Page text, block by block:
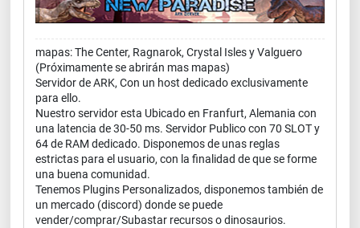
mapas: The Center, Ragnarok, Crystal Isles y Valguero
(Próximamente se abrirán mas mapas)
Servidor de ARK, Con un host dedicado exclusivamente
para ello.
Nuestro servidor esta Ubicado en Franfurt, Alemania con
una latencia de 30-50 ms. Servidor Publico con 70 SLOT y
64 de RAM dedicado. Disponemos de unas reglas
estrictas para el usuario, con la finalidad de que se forme
una buena comunidad.
Tenemos Plugins Personalizados, disponemos también de
un mercado (discord) donde se puede
vender/comprar/Subastar recursos o dinosaurios.